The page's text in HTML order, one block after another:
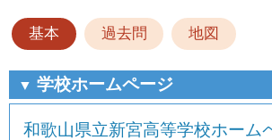
基本 過去問 地図
▼ 学校ホームページ
和歌山県立新宮高等学校ホーム